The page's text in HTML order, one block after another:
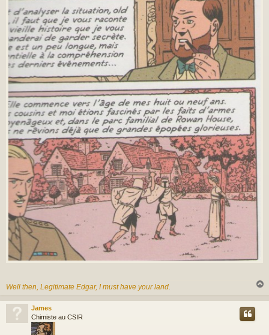
Well then, Legitimate Edgar, I must have your land.
u
James
Chimiste au CSIR